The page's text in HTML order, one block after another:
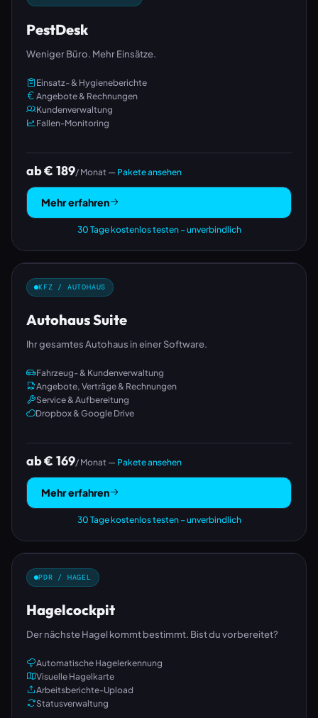
PestDesk
Weniger Büro. Mehr Einsätze.
Einsatz- & Hygieneberichte
Angebote & Rechnungen
Kundenverwaltung
Fallen-Monitoring
ab € 189/ Monat — Pakete ansehen
Mehr erfahren
30 Tage kostenlos testen – unverbindlich
KFZ / AUTOHAUS
Autohaus Suite
Ihr gesamtes Autohaus in einer Software.
Fahrzeug- & Kundenverwaltung
Angebote, Verträge & Rechnungen
Service & Aufbereitung
Dropbox & Google Drive
ab € 169/ Monat — Pakete ansehen
Mehr erfahren
30 Tage kostenlos testen – unverbindlich
PDR / HAGEL
Hagelcockpit
Der nächste Hagel kommt bestimmt. Bist du vorbereitet?
Automatische Hagelerkennung
Visuelle Hagelkarte
Arbeitsberichte-Upload
Statusverwaltung